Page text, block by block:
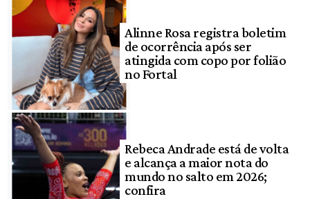
Alinne Rosa registra boletim
de ocorrência após ser
atingida com copo por folião
no Fortal
Rebeca Andrade está de volta
e alcança a maior nota do
mundo no salto em 2026;
confira